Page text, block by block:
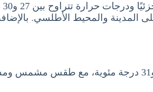
المدينة والمحيط الأطلسي.